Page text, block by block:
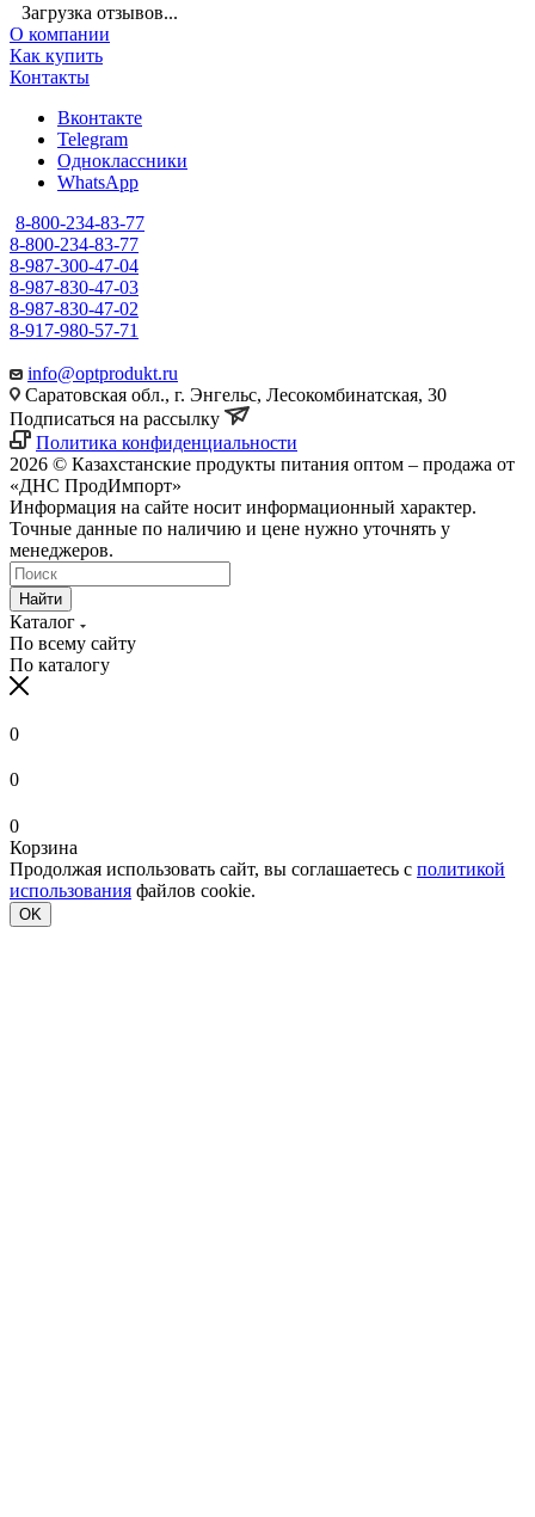
Загрузка отзывов...
О компании
Как купить
Контакты
Вконтакте
Telegram
Одноклассники
WhatsApp
8-800-234-83-77
8-800-234-83-77
8-987-300-47-04
8-987-830-47-03
8-987-830-47-02
8-917-980-57-71
info@optprodukt.ru
Саратовская обл., г. Энгельс, Лесокомбинатская, 30
Подписаться на рассылку
Политика конфиденциальности
2026 © Казахстанские продукты питания оптом – продажа от
«ДНС ПродИмпорт»
Информация на сайте носит информационный характер.
Точные данные по наличию и цене нужно уточнять у
менеджеров.
Найти
Каталог
По всему сайту
По каталогу
0
0
0
Корзина
Продолжая использовать сайт, вы соглашаетесь с политикой
использования файлов cookie.
OK